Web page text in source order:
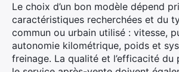
Le choix d’un bon modèle dépend
caractéristiques recherchées et du
commun ou urbain utilisé : vitesse,
autonomie kilométrique, poids et
freinage. La qualité et l’efficacité du